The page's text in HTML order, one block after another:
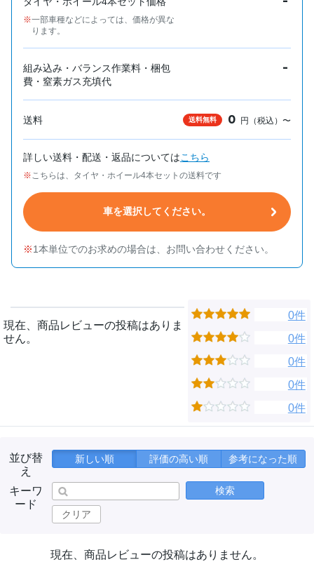
一部車種などによっては、価格が異な
ります。
組み込み・バランス作業料・梱包
費・窒素ガス充填代
-
送料 送料無料 0 円（税込）〜
詳しい送料・配送・返品についてはこちら
こちらは、タイヤ・ホイール4本セットの送料です
車を選択してください。
1本単位でのお求めの場合は、お問い合わせください。
現在、商品レビューの投稿はありま
せん。
0件
0件
0件
0件
0件
並び替
え
新しい順 評価の高い順 参考になった順
キーワ
ード
検索
クリア
現在、商品レビューの投稿はありません。